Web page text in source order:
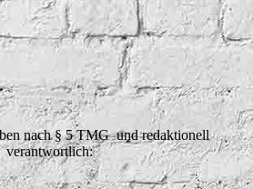
nach § 5 TMG und redaktionell
verantwortlich: